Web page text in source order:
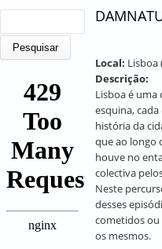
Local: Lisboa
Descrição:
Lisboa é uma
esquina,
história da
que ao longo
houve no
colectiva
Neste
desses
cometidos ou
os mesmos.
FORMULÁRIO DE